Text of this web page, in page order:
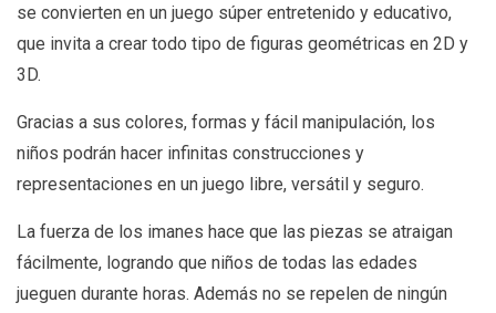
se convierten en un juego súper entretenido y educativo,
que invita a crear todo tipo de figuras geométricas en 2D y
3D.
Gracias a sus colores, formas y fácil manipulación, los
niños podrán hacer infinitas construcciones y
representaciones en un juego libre, versátil y seguro.
La fuerza de los imanes hace que las piezas se atraigan
fácilmente, logrando que niños de todas las edades
jueguen durante horas. Además no se repelen de ningún